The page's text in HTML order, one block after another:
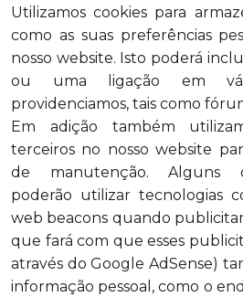
Utilizamos cookies para
como as suas preferências
nosso website. Isto poderá
ou uma ligação em
providenciamos, tais como
Em adição também
terceiros no nosso website
de manutenção. Alguns
poderão utilizar tecnologias
web beacons quando
que fará com que esses
através do Google AdSense)
informação pessoal, como o